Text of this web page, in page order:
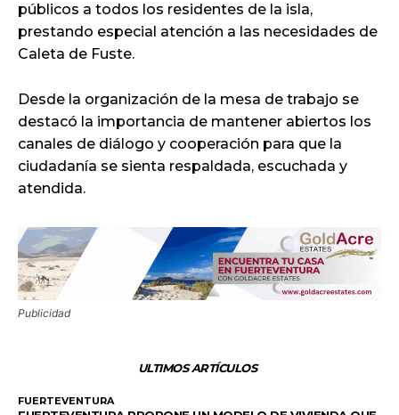
públicos a todos los residentes de la isla,
prestando especial atención a las necesidades de
Caleta de Fuste.
Desde la organización de la mesa de trabajo se
destacó la importancia de mantener abiertos los
canales de diálogo y cooperación para que la
ciudadanía se sienta respaldada, escuchada y
atendida.
Publicidad
ULTIMOS ARTÍCULOS
FUERTEVENTURA